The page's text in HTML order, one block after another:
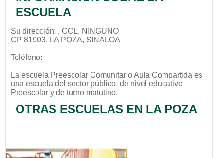
ESCUELA
Su dirección: , COL. NINGUNO
CP 81903, LA POZA, SINALOA
Teléfono:
La escuela Preescolar Comunitario Aula Compartida es
una escuela del sector público, de nivel educativo
Preescolar y de turno matutino.
OTRAS ESCUELAS EN LA POZA